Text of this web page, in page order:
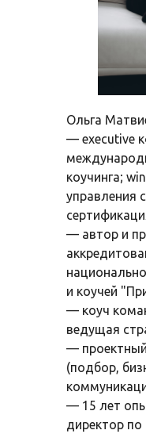
Ольга
— executive
коучинга;
управления
— автор и
и коучей
— коуч
ведущая
— проектный
(подбор,
— 15 лет
директор по